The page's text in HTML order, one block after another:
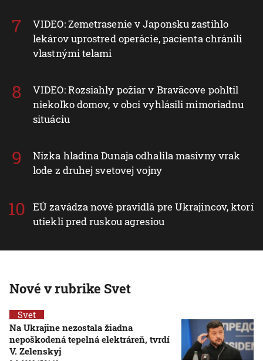
VIDEO: Zemetrasenie v Japonsku zastihlo
lekárov uprostred operácie, pacienta chránili
vlastnými telami
VIDEO: Rozsiahly požiar v Braväcove pohltil
niekoľko domov, v obci vyhlásili mimoriadnu
situáciu
Nízka hladina Dunaja odhalila masívny vrak
lode z druhej svetovej vojny
EÚ zavádza nové pravidlá pre Ukrajincov, ktorí
utiekli pred ruskou agresiou
Nové v rubrike Svet
Svet
Na Ukrajine nezostala žiadna
nepoškodená tepelná elektráreň, tvrdí
V. Zelenskyj